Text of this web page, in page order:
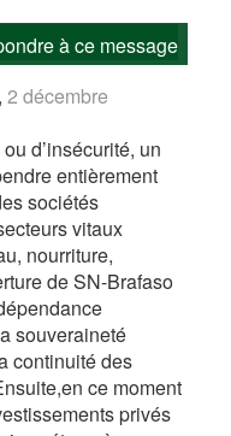
à ce message
,2 décembre
d’insécurité, un
entièrement
sociétés
vitaux
nourriture,
de SN-Brafaso
souveraineté
continuité des
ce moment
privés